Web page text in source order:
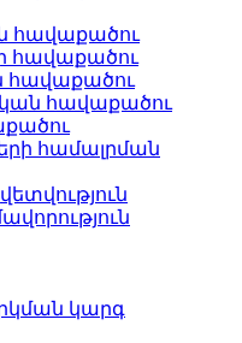
հավաքածու
հավաքածու
հավաքածու
հավաքածու
համալրման
կարգ